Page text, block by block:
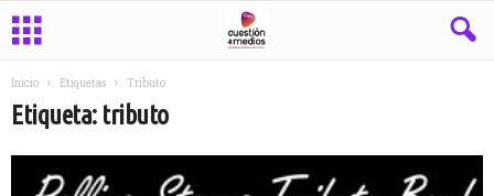
Inicio Etiquetas Tributo
Etiqueta: tributo